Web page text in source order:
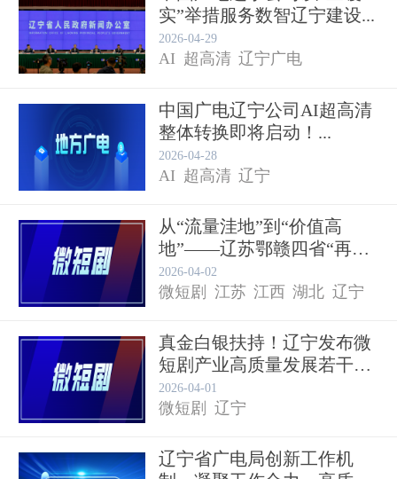
实”举措服务数智辽宁建设...
2026-04-29
AI 超高清 辽宁广电
中国广电辽宁公司AI超高清
整体转换即将启动！...
2026-04-28
AI 超高清 辽宁
从“流量洼地”到“价值高
地”——辽苏鄂赣四省“再发
力...
2026-04-02
微短剧 江苏 江西 湖北 辽宁
真金白银扶持！辽宁发布微
短剧产业高质量发展若干措
施...
2026-04-01
微短剧 辽宁
辽宁省广电局创新工作机